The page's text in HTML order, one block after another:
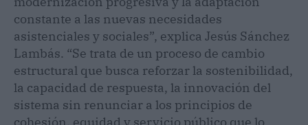
constante a las nuevas necesidades
asistenciales y sociales”, explica Jesús Sánchez
Lambás. “Se trata de un proceso de cambio
estructural que busca reforzar la sostenibilidad,
la capacidad de respuesta, la innovación del
sistema sin renunciar a los principios de
cohesión, equidad y servicio público que lo